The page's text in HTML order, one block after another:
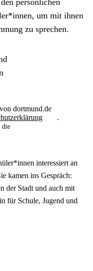
um mit ihnen
zu sprechen.
dortmund.de
.
die
interessiert an
kamen ins Gespräch:
der Stadt und auch mit
für Schule, Jugend und